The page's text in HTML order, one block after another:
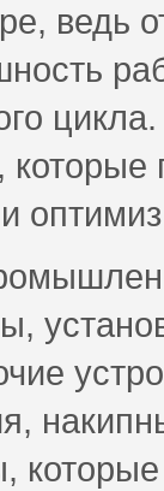
ведь